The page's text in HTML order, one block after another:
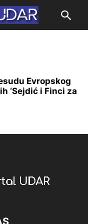
Evropskog
‘Sejdić i Finci za